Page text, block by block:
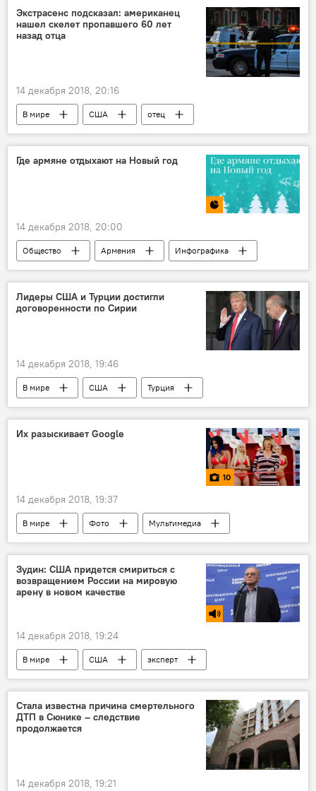
Экстрасенс подсказал: американец
нашел скелет пропавшего 60 лет
назад отца
14 декабря 2018, 20:16
В мире США отец
Где армяне отдыхают на Новый год
14 декабря 2018, 20:00
Общество Армения
Инфографика
Мультимедиа
отдых Новый год
Лидеры США и Турции достигли
договоренности по Сирии
14 декабря 2018, 19:46
В мире США
Турция
Сирия
договоренность
отношения
Их разыскивает Google
10
14 декабря 2018, 19:37
В мире Фото
Мультимедиа
Sputnik Армения
Зудин: США придется смириться с
возвращением России на мировую
арену в новом качестве
14 декабря 2018, 19:24
В мире США
эксперт
Голос
Стала известна причина смертельного
ДТП в Сюнике – следствие
продолжается
14 декабря 2018, 19:21